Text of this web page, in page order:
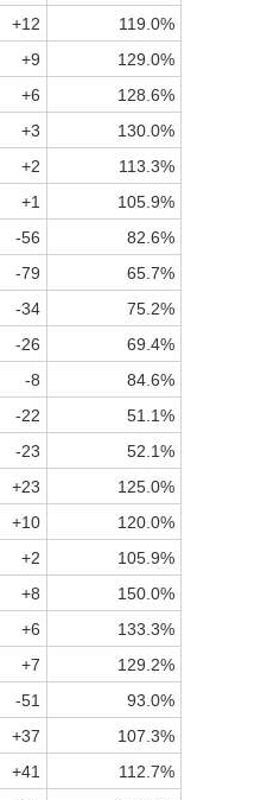
+12
119.0%
+9
129.0%
+6
128.6%
+3
130.0%
+2
113.3%
+1
105.9%
-56
82.6%
-79
65.7%
-34
75.2%
-26
69.4%
-8
84.6%
-22
51.1%
-23
52.1%
+23
125.0%
+10
120.0%
+2
105.9%
+8
150.0%
+6
133.3%
+7
129.2%
-51
93.0%
+37
107.3%
+41
112.7%